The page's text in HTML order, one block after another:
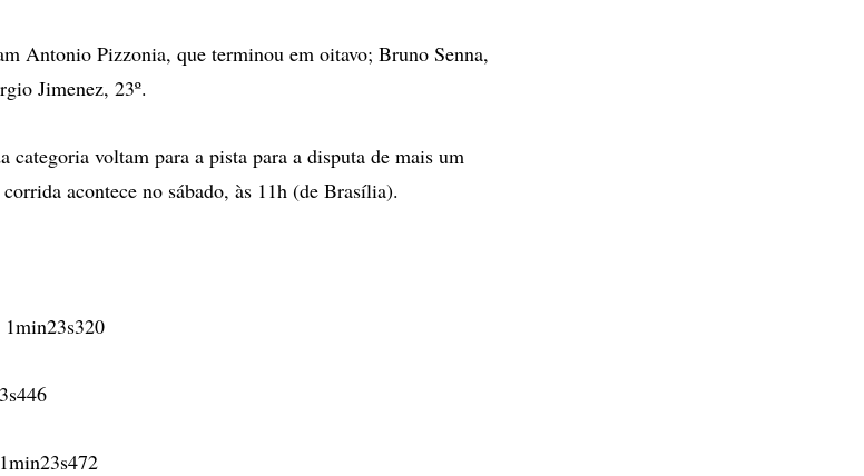
Antonio Pizzonia, que terminou em oitavo; Bruno Senna,
Jimenez, 23º.
categoria voltam para a pista para a disputa de mais um
acontece no sábado, às 11h (de Brasília).